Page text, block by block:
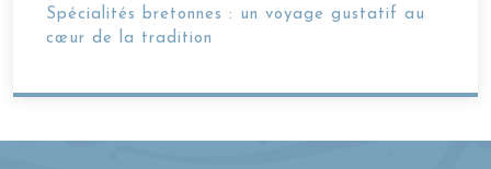
Spécialités bretonnes : un voyage gustatif au
cœur de la tradition